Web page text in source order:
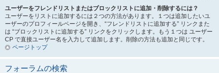
ユーザーをフレンドリストまたはブロックリストに追加・削除するには？
ユーザーをリストに追加するには２つの方法があります。１つは追加したいユ
ーザーのプロフィールページを開き、“フレンドリストに追加する” リンクまた
は “ブロックリストに追加する” リンクをクリックします。もう１つは ユーザー
CP で直接ユーザー名を入力して追加します。削除の方法も追加と同じです。
ページトップ
フォーラムの検索